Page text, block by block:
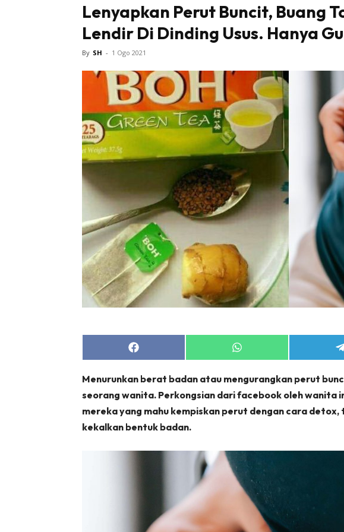
Tampil #1 on top
Lenyapkan Perut Buncit, Buang
Lendir Di Dinding Usus. Hanya
By SH - 1 Ogo 2021
Share
on
Share
on
Menurunkan berat badan atau mengurangkan perut
seorang wanita. Perkongsian dari facebook oleh wanita
mereka yang mahu kempiskan perut dengan cara
kekalkan bentuk badan.